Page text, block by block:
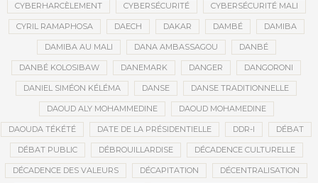
CYBERHARCÈLEMENT CYBERSÉCURITÉ CYBERSÉCURITÉ MALI
CYRIL RAMAPHOSA DAECH DAKAR DAMBÉ DAMIBA
DAMIBA AU MALI DANA AMBASSAGOU DANBÉ
DANBÉ KOLOSIBAW DANEMARK DANGER DANGORONI
DANIEL SIMÉON KÉLÉMA DANSE DANSE TRADITIONNELLE
DAOUD ALY MOHAMMEDINE DAOUD MOHAMEDINE
DAOUDA TÉKÉTÉ DATE DE LA PRÉSIDENTIELLE DDR-I DÉBAT
DÉBAT PUBLIC DÉBROUILLARDISE DÉCADENCE CULTURELLE
DÉCADENCE DES VALEURS DÉCAPITATION DÉCENTRALISATION